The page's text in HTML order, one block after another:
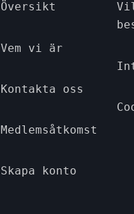
Översikt
Vem vi är
Kontakta oss
Medlemsåtkomst
Skapa konto